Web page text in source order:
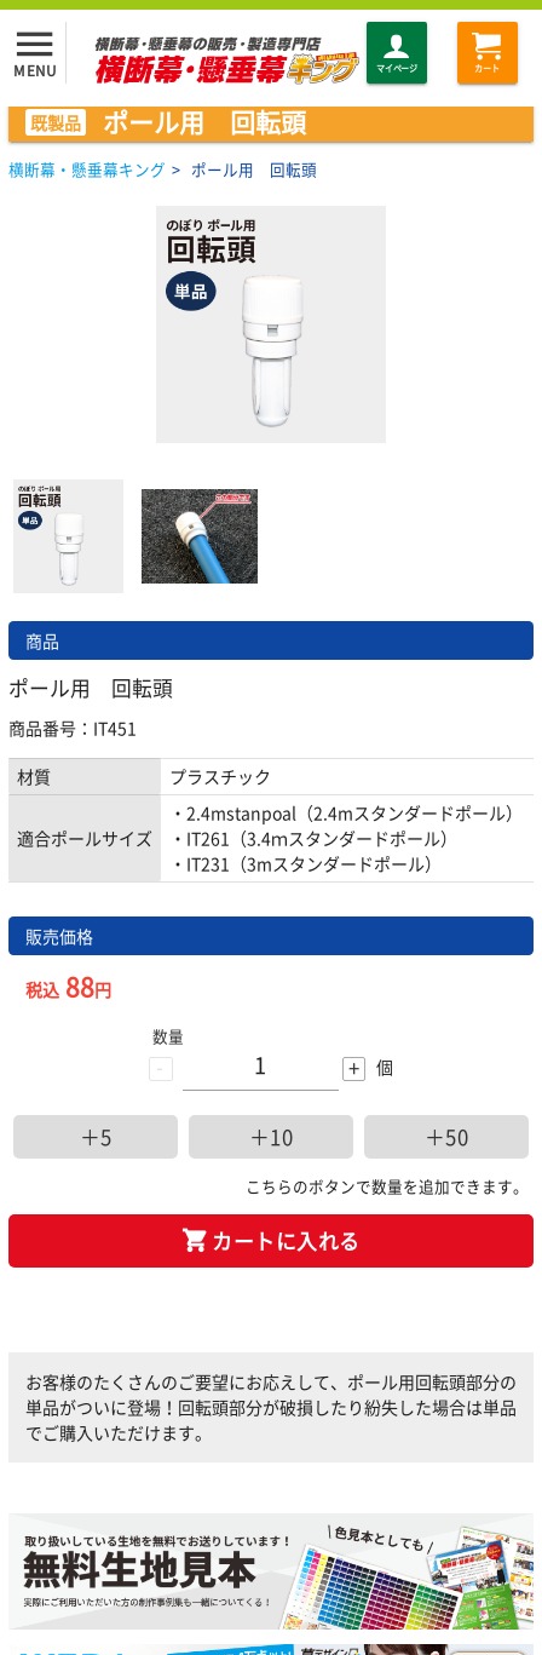
menu
MENU マイページ カート
既製品 ポール用 回転頭
横断幕・懸垂幕キング > ポール用 回転頭
商品
ポール用 回転頭
商品番号：IT451
材質
プラスチック
適合ポールサイズ
・2.4mstanpoal（2.4mスタンダードポール）
・IT261（3.4ｍスタンダードポール）
・IT231（3mスタンダードポール）
販売価格
税込88円
-
数量
+ 個
＋5 ＋10 ＋50
こちらのボタンで数量を追加できます。
カートに入れる
お客様のたくさんのご要望にお応えして、ポール用回転頭部分の
単品がついに登場！回転頭部分が破損したり紛失した場合は単品
でご購入いただけます。